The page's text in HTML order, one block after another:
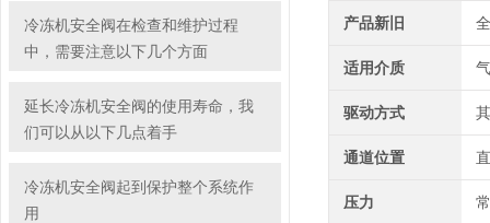
冷冻机安全阀在检查和维护过程
中，需要注意以下几个方面
延长冷冻机安全阀的使用寿命，我
们可以从以下几点着手
冷冻机安全阀起到保护整个系统作
用
产品新旧
适用介质
驱动方式
通道位置
压力